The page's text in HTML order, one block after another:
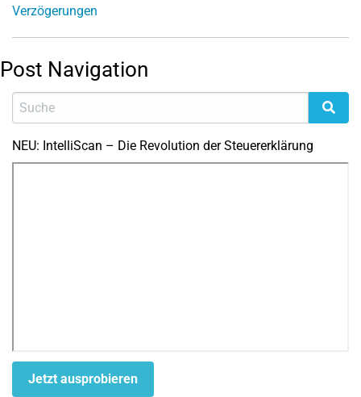
Verzögerungen
Post Navigation
NEU: IntelliScan – Die Revolution der Steuererklärung
Jetzt ausprobieren